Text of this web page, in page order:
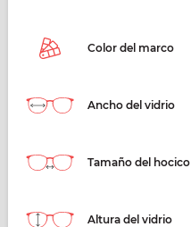
Color del marco
Ancho del vidrio
Tamaño del hocico
Altura del vidrio